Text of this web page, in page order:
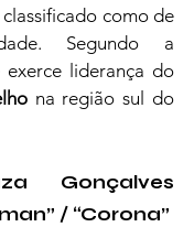
como de
Segundo a
na região sul do
Gonçalves
/ “Corona”